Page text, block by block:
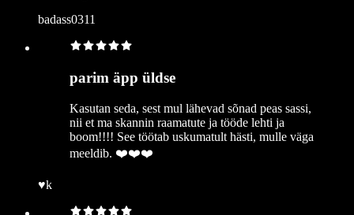
badass0311
parim äpp üldse
Kasutan seda, sest mul lähevad sõnad peas sassi,
nii et ma skannin raamatute ja tööde lehti ja
boom!!!! See töötab uskumatult hästi, mulle väga
meeldib. ❤️❤️❤️
♥︎k